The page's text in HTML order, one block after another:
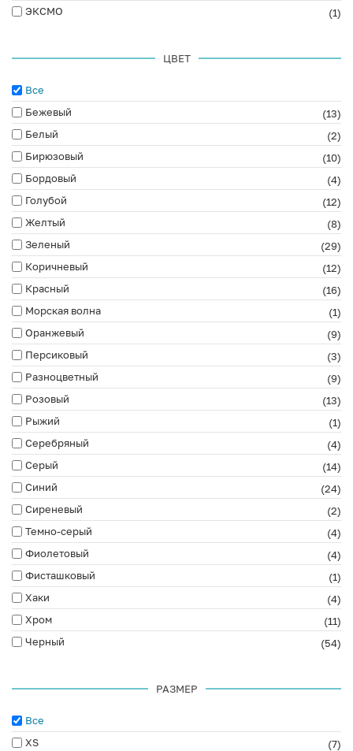
ЭКСМО
(1)
ЦВЕТ
Все
Бежевый
(13)
Белый
(2)
Бирюзовый
(10)
Бордовый
(4)
Голубой
(12)
Желтый
(8)
Зеленый
(29)
Коричневый
(12)
Красный
(16)
Морская волна
(1)
Оранжевый
(9)
Персиковый
(3)
Разноцветный
(9)
Розовый
(13)
Рыжий
(1)
Серебряный
(4)
Серый
(14)
Синий
(24)
Сиреневый
(2)
Темно-серый
(4)
Фиолетовый
(4)
Фисташковый
(1)
Хаки
(4)
Хром
(11)
Черный
(54)
РАЗМЕР
Все
XS
(7)